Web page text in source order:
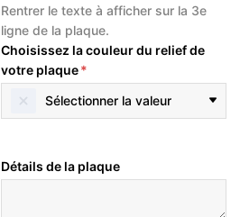
Rentrer le texte à afficher sur la 3e
ligne de la plaque.
Choisissez la couleur du relief de
votre plaque*
Sélectionner la valeur
Détails de la plaque